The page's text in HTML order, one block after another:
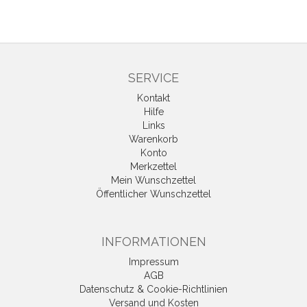
SERVICE
Kontakt
Hilfe
Links
Warenkorb
Konto
Merkzettel
Mein Wunschzettel
Öffentlicher Wunschzettel
INFORMATIONEN
Impressum
AGB
Datenschutz & Cookie-Richtlinien
Versand und Kosten